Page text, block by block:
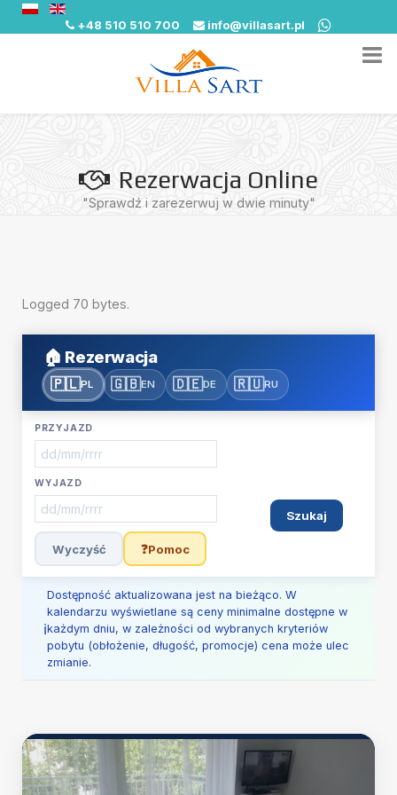
+48 510 510 700 info@villasart.pl
Rezerwacja Online
"Sprawdź i zarezerwuj w dwie minuty"
Logged 70 bytes.
🏠 Rezerwacja
🇵🇱PL 🇬🇧EN 🇩🇪DE 🇷🇺RU
PRZYJAZD
WYJAZD
Szukaj
Wyczyść ❓Pomoc
Dostępność aktualizowana jest na bieżąco. W
kalendarzu wyświetlane są ceny minimalne dostępne w
każdym dniu, w zależności od wybranych kryteriów
pobytu (obłożenie, długość, promocje) cena może ulec
zmianie.